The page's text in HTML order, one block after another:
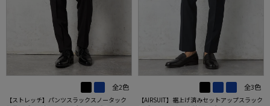
全2色
【ストレッチ】パンツスラックスノータック
全3色
【AIRSUIT】裾上げ済みセットアップスラック